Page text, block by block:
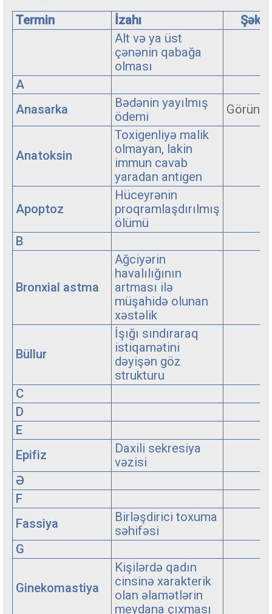
Termin İzahı
Şəkil
Alt və ya üst
çənənin qabağa
olması
A
Anasarka
Bədənin yayılmış
ödemi
Anatoksin
Toxigenliyə malik
olmayan, lakin
immun cavab
yaradan antigen
Apoptoz
Hüceyrənin
proqramlaşdırılmış
ölümü
B
Bronxial astma
Ağciyərin
havalılığının
artması ilə
müşahidə olunan
xəstəlik
Büllur
İşığı sındıraraq
istiqamətini
dəyişən göz
strukturu
C
D
E
Epifiz
Daxili sekresiya
vəzisi
Ə
F
Fassiya
Birləşdirici toxuma
səhifəsi
G
Ginekomastiya
Kişilərdə qadın
cinsinə xarakterik
olan əlamətlərin
meydana çıxması